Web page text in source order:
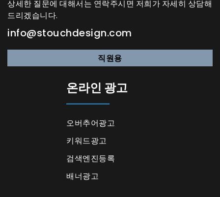
상세한 질문에 대해서는 연락주시면 저희가 자세히 상담해
드리겠습니다.
info@stouchdesign.com
직원용
온라인 광고
오버추어광고
키워드광고
검색엔진등록
배너광고